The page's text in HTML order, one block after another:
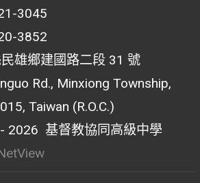
3045
3852
雄鄉建國路二段 31 號
Rd., Minxiong Township,
Taiwan (R.O.C.)
2026 基督教協同高級中學